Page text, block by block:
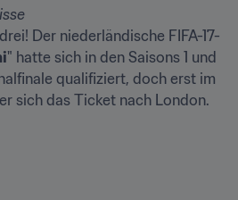
Der niederländische FIFA-17-
" hatte sich in den Saisons 1 und
qualifiziert, doch erst im
sich das Ticket nach London.